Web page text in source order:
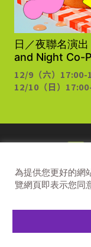
為提供您更好的網
覽網頁即表示您同
日／夜聯名演
and Night Co-
12/9（六）17:00-
12/10（日）
補助單位
隱